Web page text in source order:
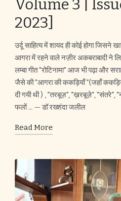
Volume 3 |
2023]
उर्दू साहित्य में शायद ही कोई होगा जिसने
आगरा में रहने वाले नज़ीर अकबराबादी ने
लम्बा गीत "रोटिनामा" आज भी पढ़ा और
जैसे की "आगरा की ककड़ियाँ "(जहाँ
दी गयी थी ) , "तरबूज़", "ख़रबूज़े", "संतरे",
फलों ... — डॉ रख्शंदा जलील
Read More